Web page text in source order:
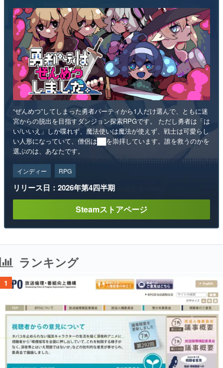
“ぜんめつ”してしまった勇者パーティから1人だけ選んで、ともに迷
宮からの脱出を目指すダンジョン探索RPGです。 ただし勇者は「は
い/いいえ」しか喋れず、魔法使いは魔法が使えず、戦士は可愛らし
い人形になっていて、僧侶は██を崇拝しています。誰を救うのかを
選ぶのは、あなたです。
インディー RPG
リリース日：2026年第4四半期
Steamストアページ
ランキング
1